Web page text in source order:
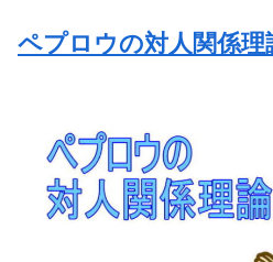
ペプロウの対人関係理